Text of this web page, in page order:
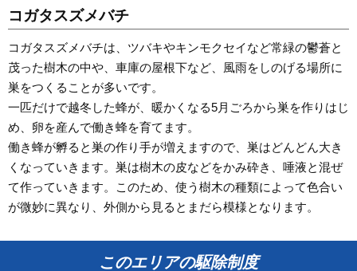
コガタスズメバチ
コガタスズメバチは、ツバキやキンモクセイなど常緑の鬱蒼と
茂った樹木の中や、車庫の屋根下など、風雨をしのげる場所に
巣をつくることが多いです。
一匹だけで越冬した蜂が、暖かくなる5月ごろから巣を作りはじ
め、卵を産んで働き蜂を育てます。
働き蜂が孵ると巣の作り手が増えますので、巣はどんどん大き
くなっていきます。巣は樹木の皮などをかみ砕き、唾液と混ぜ
て作っていきます。このため、使う樹木の種類によって色合い
が微妙に異なり、外側から見るとまだら模様となります。
このエリアの駆除制度